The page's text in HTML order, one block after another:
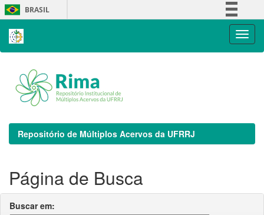
Skip
navigation
BRASIL
Repositório de Múltiplos Acervos da UFRRJ
Página de Busca
Buscar em: